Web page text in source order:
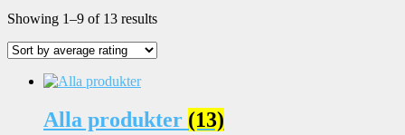
Showing 1–9 of 13 resultsSorted
Alla produkter (13)